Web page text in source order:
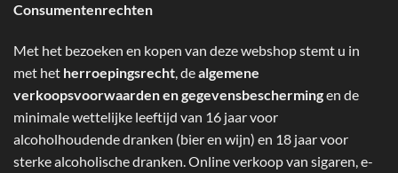
Consumentenrechten
Met het bezoeken en kopen van deze webshop stemt u in
met het herroepingsrecht, dealgemene
verkoopsvoorwaarden en gegevensbeschermingen de
minimale wettelijke leeftijd van 16 jaar voor
alcoholhoudende dranken (bier en wijn) en 18 jaar voor
sterke alcoholische dranken. Online verkoop van sigaren, e-